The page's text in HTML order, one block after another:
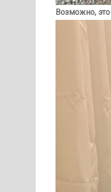
Возможно,